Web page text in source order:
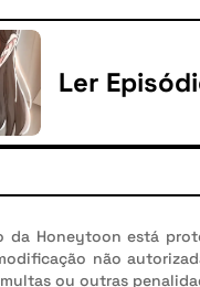
Ler
da Honeytoon está
não
ou outras